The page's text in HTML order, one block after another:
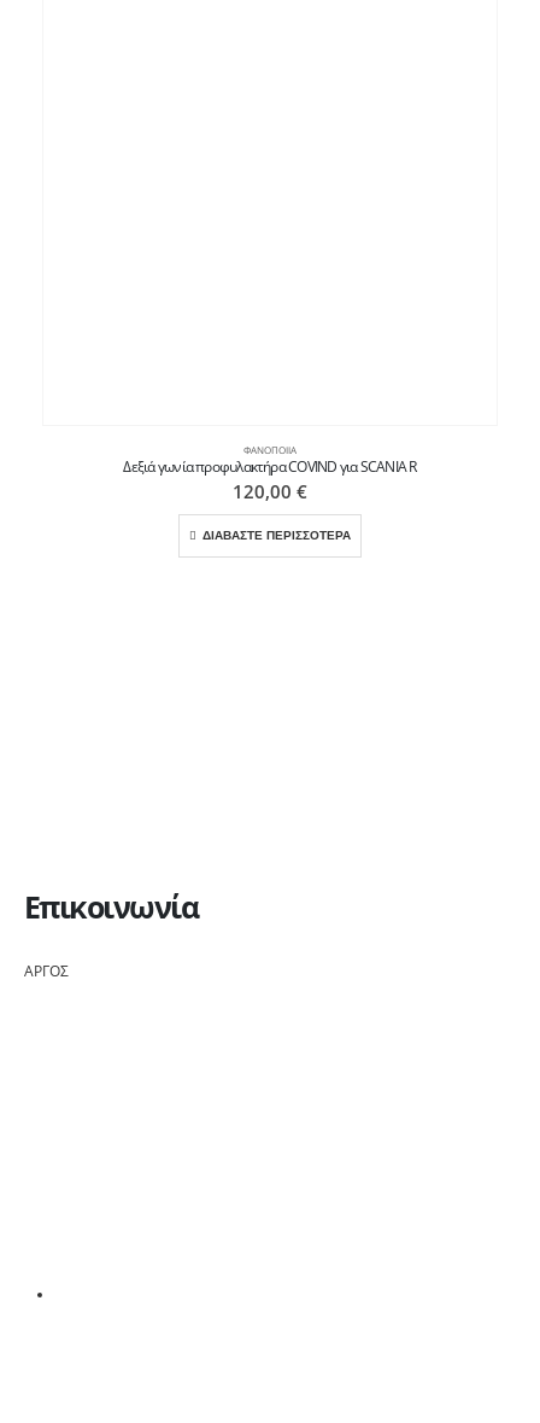
ΦΑΝΟΠΟΙΊΑ
Δεξιά γωνία προφυλακτήρα COVIND για SCANIA R
120,00 €
ΔΙΑΒΑΣΤΕ ΠΕΡΙΣΣΟΤΕΡΑ
Επικοινωνία
ΑΡΓΟΣ